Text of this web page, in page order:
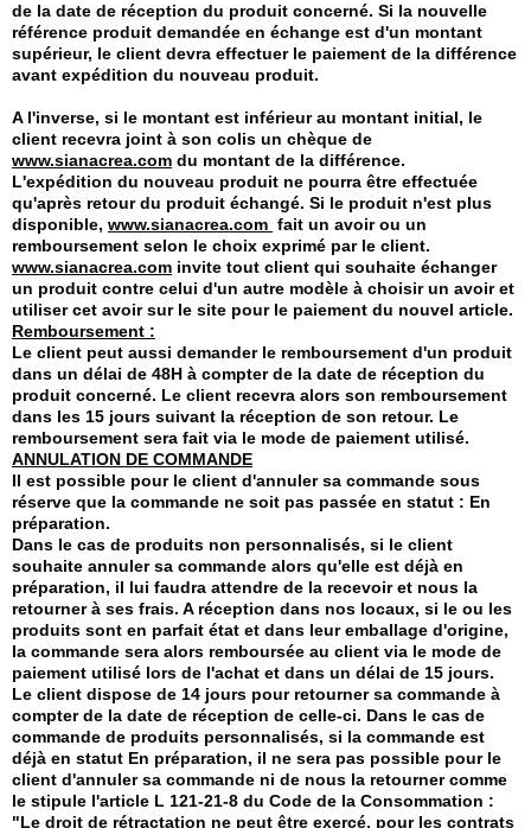
de la date de réception du produit concerné. Si la nouvelle
référence produit demandée en échange est d'un montant
supérieur, le client devra effectuer le paiement de la différence
avant expédition du nouveau produit.
A l'inverse, si le montant est inférieur au montant initial, le
client recevra joint à son colis un chèque de
www.sianacrea.com du montant de la différence.
L'expédition du nouveau produit ne pourra être effectuée
qu'après retour du produit échangé. Si le produit n'est plus
disponible, www.sianacrea.com fait un avoir ou un
remboursement selon le choix exprimé par le client.
www.sianacrea.com invite tout client qui souhaite échanger
un produit contre celui d'un autre modèle à choisir un avoir et
utiliser cet avoir sur le site pour le paiement du nouvel article.
Remboursement :
Le client peut aussi demander le remboursement d'un produit
dans un délai de 48H à compter de la date de réception du
produit concerné. Le client recevra alors son remboursement
dans les 15 jours suivant la réception de son retour. Le
remboursement sera fait via le mode de paiement utilisé.
ANNULATION DE COMMANDE
Il est possible pour le client d'annuler sa commande sous
réserve que la commande ne soit pas passée en statut : En
préparation.
Dans le cas de produits non personnalisés, si le client
souhaite annuler sa commande alors qu'elle est déjà en
préparation, il lui faudra attendre de la recevoir et nous la
retourner à ses frais. A réception dans nos locaux, si le ou les
produits sont en parfait état et dans leur emballage d'origine,
la commande sera alors remboursée au client via le mode de
paiement utilisé lors de l'achat et dans un délai de 15 jours.
Le client dispose de 14 jours pour retourner sa commande à
compter de la date de réception de celle-ci. Dans le cas de
commande de produits personnalisés, si la commande est
déjà en statut En préparation, il ne sera pas possible pour le
client d'annuler sa commande ni de nous la retourner comme
le stipule l'article L 121-21-8 du Code de la Consommation :
"Le droit de rétractation ne peut être exercé, pour les contrats